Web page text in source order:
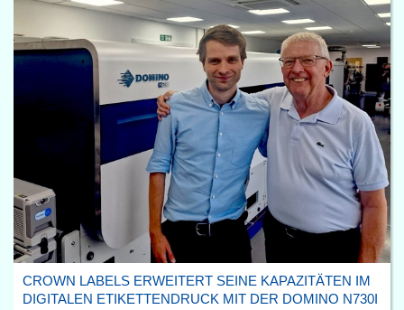
CROWN LABELS ERWEITERT SEINE KAPAZITÄTEN IM
DIGITALEN ETIKETTENDRUCK MIT DER DOMINO N730I